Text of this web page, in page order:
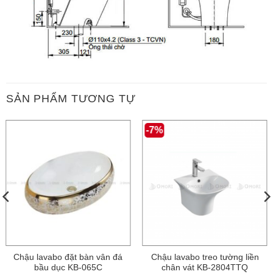
SẢN PHẨM TƯƠNG TỰ
Chậu lavabo đặt bàn vân đá
bầu dục KB-065C
-7%
Chậu lavabo treo tường liền
chân vát KB-2804TTQ